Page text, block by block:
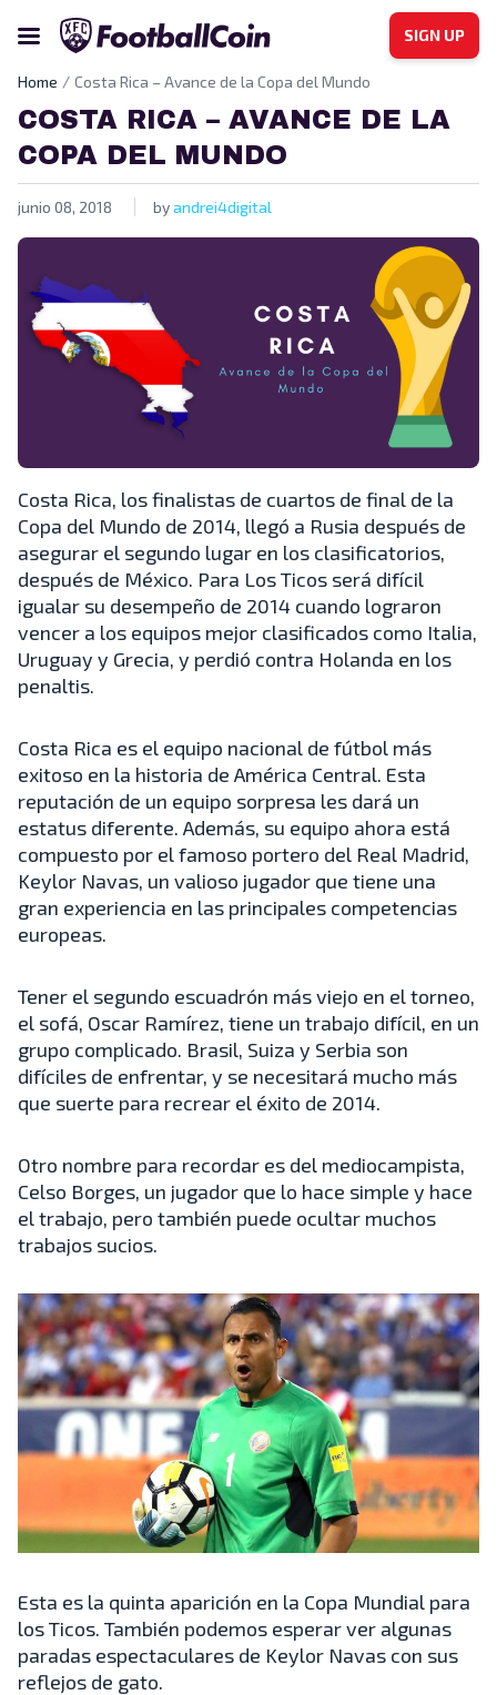
SIGN UP
Home Costa Rica – Avance de la Copa del Mundo
COSTA RICA – AVANCE DE LA
COPA DEL MUNDO
junio 08, 2018 byandrei4digital
Costa Rica, los finalistas de cuartos de final de la
Copa del Mundo de 2014, llegó a Rusia después de
asegurar el segundo lugar en los clasificatorios,
después de México. Para Los Ticos será difícil
igualar su desempeño de 2014 cuando lograron
vencer a los equipos mejor clasificados como Italia,
Uruguay y Grecia, y perdió contra Holanda en los
penaltis.
Costa Rica es el equipo nacional de fútbol más
exitoso en la historia de América Central. Esta
reputación de un equipo sorpresa les dará un
estatus diferente. Además, su equipo ahora está
compuesto por el famoso portero del Real Madrid,
Keylor Navas, un valioso jugador que tiene una
gran experiencia en las principales competencias
europeas.
Tener el segundo escuadrón más viejo en el torneo,
el sofá, Oscar Ramírez, tiene un trabajo difícil, en un
grupo complicado. Brasil, Suiza y Serbia son
difíciles de enfrentar, y se necesitará mucho más
que suerte para recrear el éxito de 2014.
Otro nombre para recordar es del mediocampista,
Celso Borges, un jugador que lo hace simple y hace
el trabajo, pero también puede ocultar muchos
trabajos sucios.
Esta es la quinta aparición en la Copa Mundial para
los Ticos. También podemos esperar ver algunas
paradas espectaculares de Keylor Navas con sus
reflejos de gato.